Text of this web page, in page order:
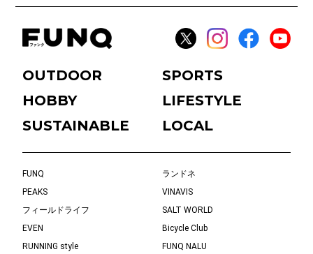
OUTDOOR
SPORTS
HOBBY
LIFESTYLE
SUSTAINABLE
LOCAL
FUNQ
ランドネ
PEAKS
VINAVIS
フィールドライフ
SALT WORLD
EVEN
Bicycle Club
RUNNING style
FUNQ NALU